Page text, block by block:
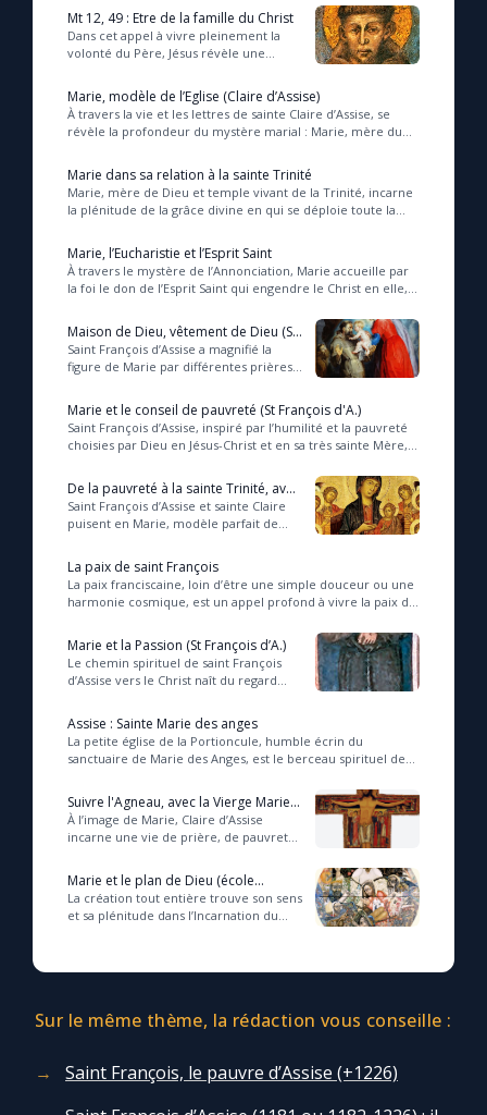
d’amour où la nature divine s’unit à
l’humanité pou...
Mt 12, 49 : Etre de la famille du Christ
Dans cet appel à vivre pleinement la
volonté du Père, Jésus révèle une
chacun est invité à devenir frère, sœur
et m...
Marie, modèle de l’Eglise (Claire d’Assise)
À travers la vie et les lettres de sainte Claire d’Assise, se
révèle la profondeur du mystère marial : Marie, mère du
Marie dans sa relation à la sainte Trinité
Marie, mère de Dieu et temple vivant de la Trinité, incarne
la plénitude de la grâce divine en qui se déploie toute la
Marie, l’Eucharistie et l’Esprit Saint
À travers le mystère de l’Annonciation, Marie accueille par
la foi le don de l’Esprit Saint qui engendre le Christ en elle,
Maison de Dieu, vêtement de Dieu (St
François d'Assise)
Saint François d’Assise a magnifié la
figure de Marie par différentes prières
salutations, qui mettent notamment en
lumièr...
Marie et le conseil de pauvreté (St François d'A.)
Saint François d’Assise, inspiré par l’humilité et la pauvreté
choisies par Dieu en Jésus-Christ et en sa très sainte Mère,
De la pauvreté à la sainte Trinité, avec
la Vierge Marie (Ste Claire)
Saint François d’Assise et sainte Claire
puisent en Marie, modèle parfait de
l’inspiration spirituelle pour une...
La paix de saint François
La paix franciscaine, loin d’être une simple douceur ou une
harmonie cosmique, est un appel profond à vivre la paix du
Marie et la Passion (St François d’A.)
Le chemin spirituel de saint François
d’Assise vers le Christ naît du regard
révèle une mort porteuse de vie et...
Assise : Sainte Marie des anges
La petite église de la Portioncule, humble écrin du
sanctuaire de Marie des Anges, est le berceau spirituel de
Suivre l'Agneau, avec la Vierge Marie
(Ste Claire)
À l’image de Marie, Claire d’Assise
incarne une vie de prière, de pauvreté
spirituelle qui attire et inspire d...
Marie et le plan de Dieu (école
franciscaine)
La création tout entière trouve son sens
et sa plénitude dans l’Incarnation du
Sur le même thème, la rédaction vous conseille :
Saint François, le pauvre d’Assise (+1226)